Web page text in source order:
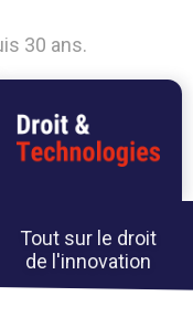
is 30 ans.
Tout sur le droit
de l'innovation